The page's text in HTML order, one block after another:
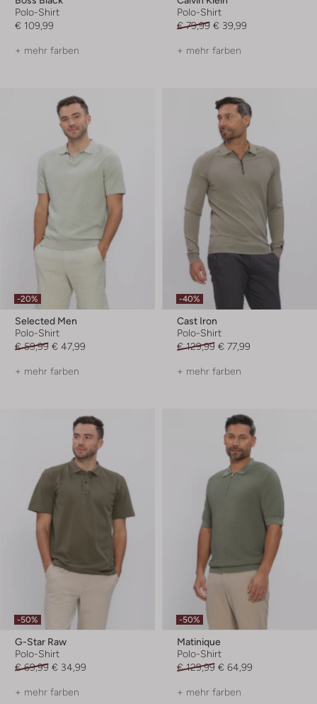
Polo-Shirt
€ 109,99
+ mehr farben
Polo-Shirt
€ 79,99 € 39,99
+ mehr farben
-20%
Selected Men
Polo-Shirt
€ 59,99 € 47,99
+ mehr farben
-40%
Cast Iron
Polo-Shirt
€ 129,99 € 77,99
+ mehr farben
-50%
G-Star Raw
Polo-Shirt
€ 69,99 € 34,99
+ mehr farben
-50%
Matinique
Polo-Shirt
€ 129,99 € 64,99
+ mehr farben